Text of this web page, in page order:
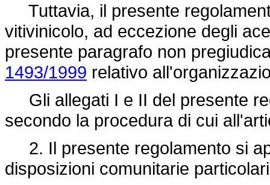
Tuttavia, il presente
vitivinicolo, ad eccezione degli
presente paragrafo non
1493/1999 relativo
Gli allegati I e II del presente
secondo la procedura di cui
2. Il presente regolamento si
disposizioni comunitarie